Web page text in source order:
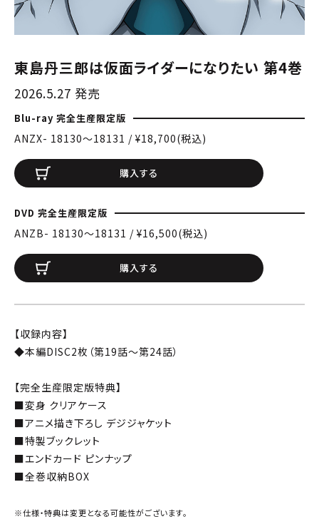
東島丹三郎は仮面ライダーになりたい 第4巻
2026.5.27 発売
Blu-ray 完全生産限定版
ANZX- 18130〜18131 / ¥18,700(税込)
購入する
DVD 完全生産限定版
ANZB- 18130〜18131 / ¥16,500(税込)
購入する
【収録内容】
◆本編DISC2枚（第19話～第24話）
【完全生産限定版特典】
■変身 クリアケース
■アニメ描き下ろし デジジャケット
■特製ブックレット
■エンドカード ピンナップ
■全巻収納BOX
※仕様・特典は変更となる可能性がございます。